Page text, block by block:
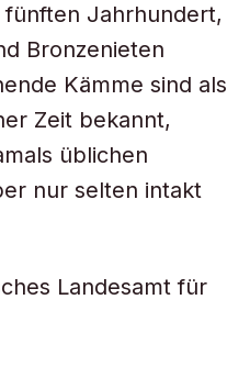
Jahrhundert,
Bronzenieten
Kämme sind als
Zeit bekannt,
üblichen
nur selten intakt
Landesamt für